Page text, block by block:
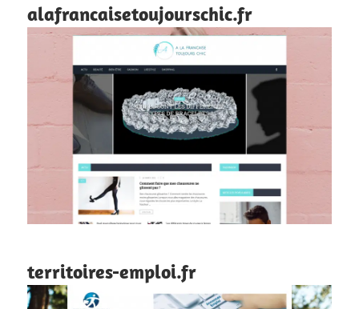
alafrancaisetoujourschic.fr
territoires-emploi.fr